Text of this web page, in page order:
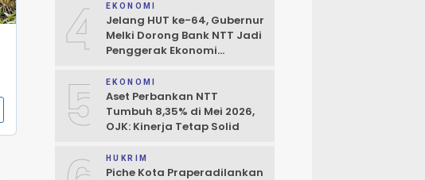
4 EKONOMI
Jelang HUT ke-64, Gubernur
Melki Dorong Bank NTT Jadi
Penggerak Ekonomi
5 EKONOMI
Aset Perbankan NTT
Tumbuh 8,35% di Mei 2026,
OJK: Kinerja Tetap Solid
HUKRIM
Piche Kota Praperadilankan